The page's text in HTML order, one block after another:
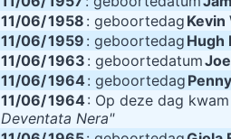
Imagine if you could
11/06/1958 : geboortedag Kevin
11/06/1959 : geboortedag Hugh
11/06/1963 : geboortedatum
11/06/1964 : geboortedag
11/06/1964: Op deze dag kwam
Deventata Nera"